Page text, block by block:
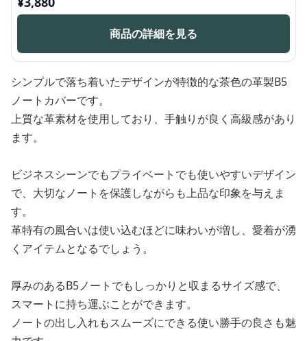
商品の詳細を見る
シンプルで落ち着いたデザインが特徴的な茶色の革製B5
ノートカバーです。
上質な革素材を使用しており、手触りが良く高級感があり
ます。
ビジネスシーンでもプライベートでも使いやすいデザイン
で、大切なノートを保護しながらも上品な印象を与えま
す。
革特有の風合いは使い込むほどに味わいが増し、愛着が湧
くアイテムとなるでしょう。
厚みのあるB5ノートでもしっかりと収まるサイズ感で、
スマートに持ち運ぶことができます。
ノートの出し入れもスムーズにできる使い勝手の良さも魅